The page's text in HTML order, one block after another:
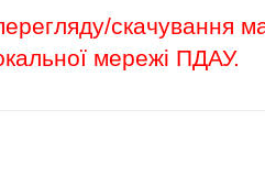
скачування
мережі ПДАУ.